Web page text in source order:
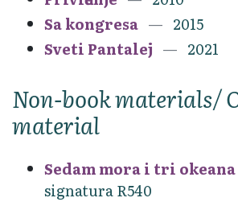
Sa kongresa
2015
Sveti Pantalej
2021
Non-book materials/
material
Sedam mora i tri
signatura R540